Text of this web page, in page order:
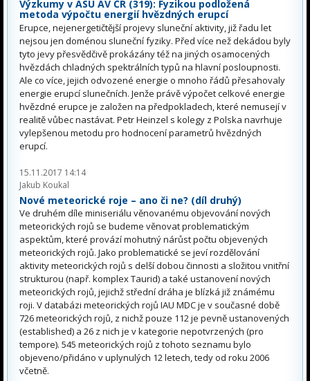
Výzkumy v ASU AV ČR (319): Fyzikou podložená
metoda výpočtu energií hvězdných erupcí
Erupce, nejenergetičtější projevy sluneční aktivity, již řadu let
nejsou jen doménou sluneční fyziky. Před více než dekádou byly
tyto jevy přesvědčivě prokázány též na jiných osamocených
hvězdách chladných spektrálních typů na hlavní posloupnosti.
Ale co více, jejich odvozené energie o mnoho řádů přesahovaly
energie erupcí slunečních. Jenže právě výpočet celkové energie
hvězdné erupce je založen na předpokladech, které nemusejí v
realitě vůbec nastávat. Petr Heinzel s kolegy z Polska navrhuje
vylepšenou metodu pro hodnocení parametrů hvězdných
erupcí.
15.11.2017 14:14
Jakub Koukal
Nové meteorické roje – ano či ne? (díl druhý)
Ve druhém díle miniseriálu věnovanému objevování nových
meteorických rojů se budeme věnovat problematickým
aspektům, které provází mohutný nárůst počtu objevených
meteorických rojů. Jako problematické se jeví rozdělování
aktivity meteorických rojů s delší dobou činnosti a složitou vnitřní
strukturou (např. komplex Taurid) a také ustanovení nových
meteorických rojů, jejichž střední dráha je blízká již známému
roji. V databázi meteorických rojů IAU MDC je v současné době
726 meteorických rojů, z nichž pouze 112 je pevně ustanovených
(established) a 26 z nich je v kategorie nepotvrzených (pro
tempore). 545 meteorických rojů z tohoto seznamu bylo
objeveno/přidáno v uplynulých 12 letech, tedy od roku 2006
včetně.